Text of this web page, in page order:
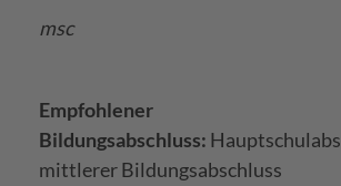
msc
Empfohlener
Bildungsabschluss:
mittlerer Bildungsabschluss